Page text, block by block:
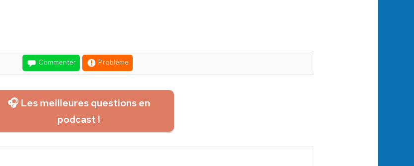
Commenter Problème
🎧 Les meilleures questions en
podcast !